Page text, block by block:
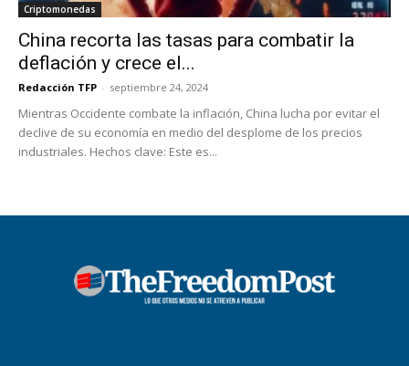
Criptomonedas
China recorta las tasas para combatir la
deflación y crece el...
Redacción TFP - septiembre 24, 2024
Mientras Occidente combate la inflación, China lucha por evitar el
declive de su economía en medio del desplome de los precios
industriales. Hechos clave: Este es...